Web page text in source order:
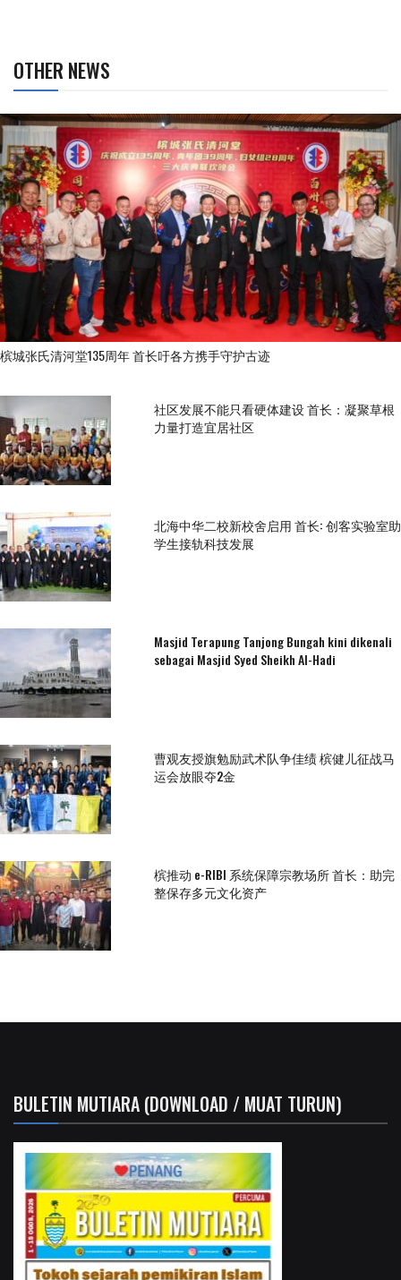
OTHER NEWS
槟城张氏清河堂135周年 首长吁各方携手守护古迹
社区发展不能只看硬体建设 首长：凝聚草根
力量打造宜居社区
北海中华二校新校舍启用 首长: 创客实验室助
学生接轨科技发展
Masjid Terapung Tanjong Bungah kini dikenali
sebagai Masjid Syed Sheikh Al-Hadi
曹观友授旗勉励武术队争佳绩 槟健儿征战马
运会放眼夺2金
槟推动 e-RIBI 系统保障宗教场所 首长：助完
整保存多元文化资产
BULETIN MUTIARA (DOWNLOAD / MUAT TURUN)